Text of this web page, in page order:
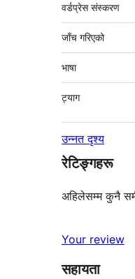
वर्डप्रेस संस्करण
जाँच गरिएको
भाषा
ट्याग
उन्नत दृश्य
रेटिङ्गहरू
अहिलेसम्म कुनै
Your review
सहायता